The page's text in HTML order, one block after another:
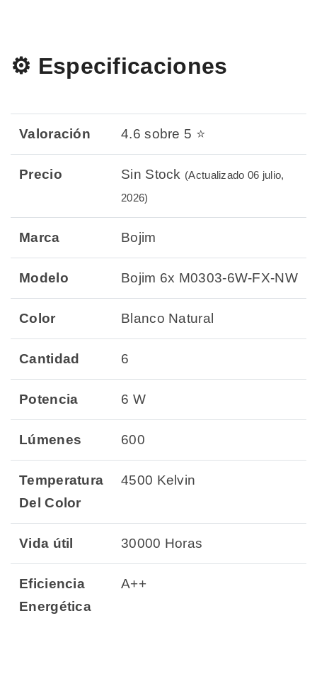
⚙️ Especificaciones
Valoración 4.6 sobre 5 ⭐
Precio Sin Stock (Actualizado 06 julio,
2026)
Marca Bojim
Modelo Bojim 6x M0303-6W-FX-NW
Color Blanco Natural
Cantidad 6
Potencia 6 W
Lúmenes 600
Temperatura
Del Color
4500 Kelvin
Vida útil 30000 Horas
Eficiencia
Energética
A++